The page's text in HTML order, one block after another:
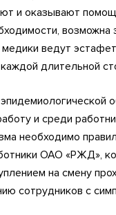
и оказывают
возможна
медики ведут
длительной
и среди
необходимо
ОАО «РЖД»,
на смену
сотрудников с